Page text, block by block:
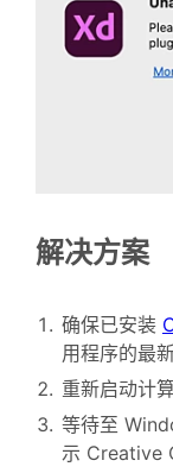
解决方案
确保已安装
用程序的最新
重新启动计算
等待至
示 Creative